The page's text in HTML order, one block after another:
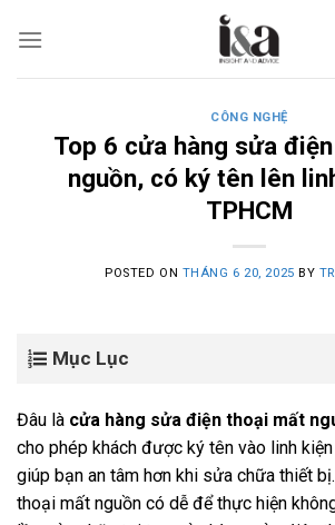
CÔNG NGHỆ
Top 6 cửa hàng sửa
nguồn, có ký tên lên
TPHCM
POSTED ON THÁNG 6 20, 2025 BY
Mục Lục
Đâu là cửa hàng sửa điện thoại mất
cho phép khách được ký tên vào linh
giúp bạn an tâm hơn khi sửa chữa thiết
thoại mất nguồn có dễ để thực hiện